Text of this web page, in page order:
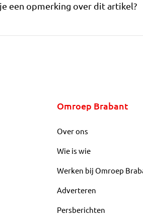
een opmerking over dit artikel?
Omroep Brabant
Over ons
Wie is wie
Werken bij Omroep
Adverteren
Persberichten